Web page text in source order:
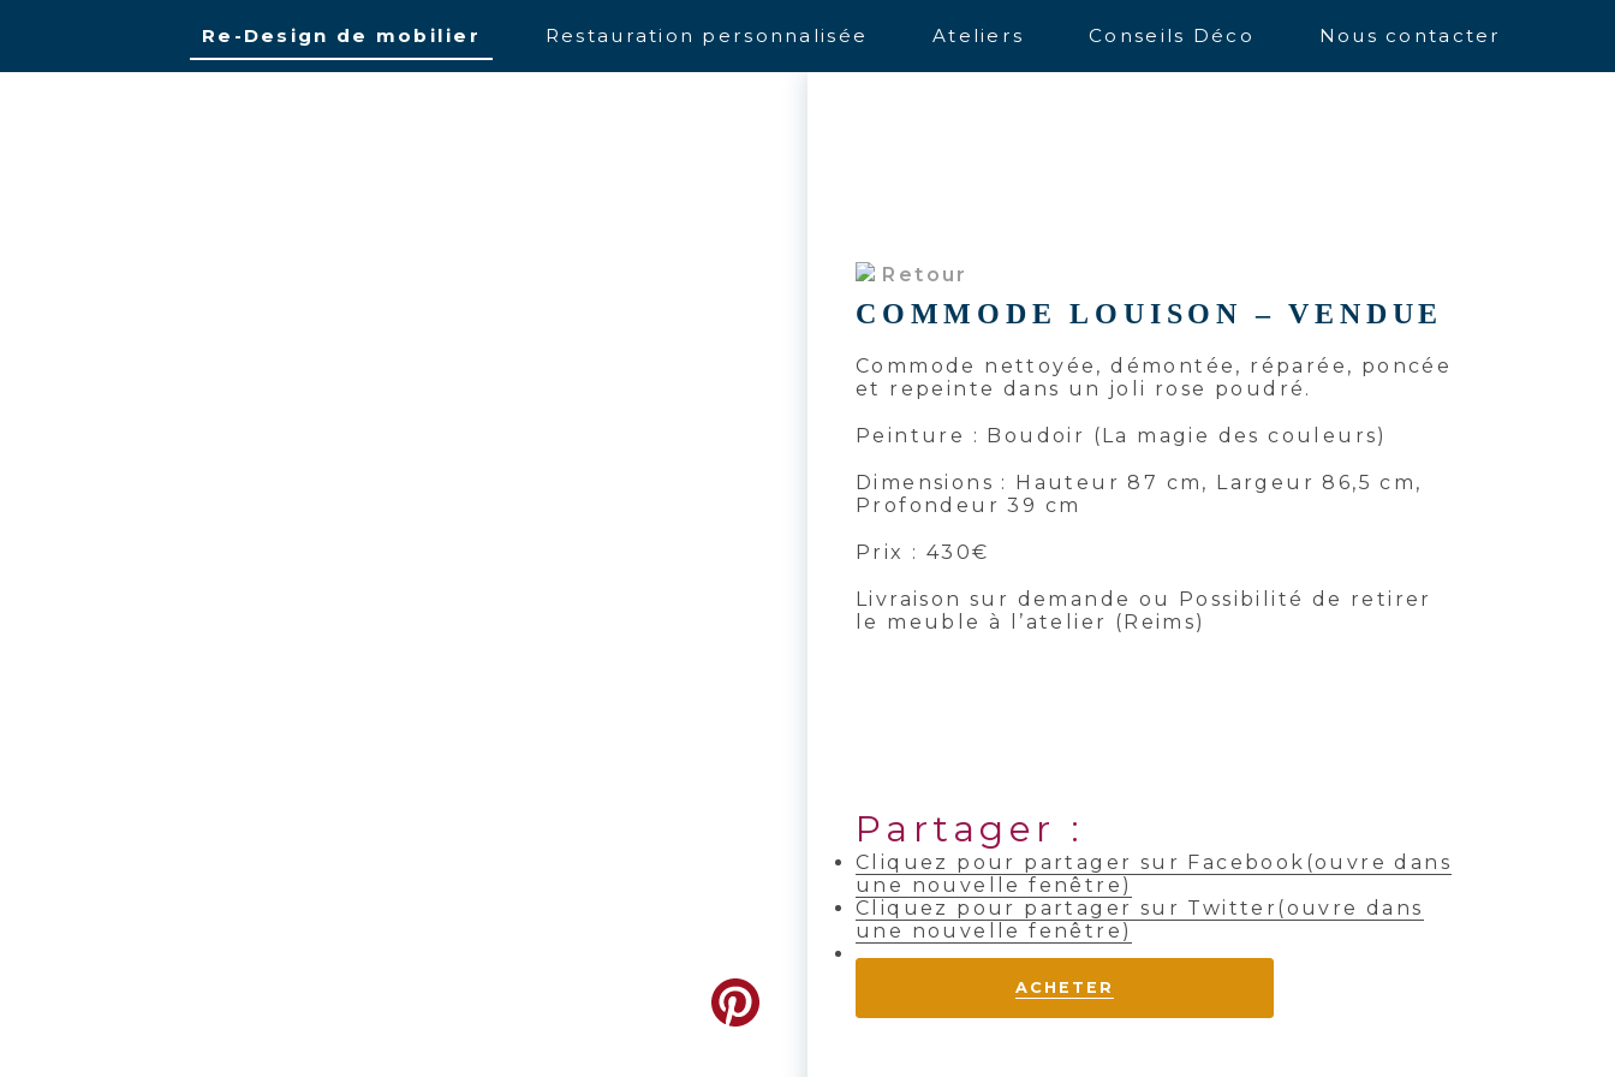
Re-Design de mobilier Restauration personnalisée Ateliers Conseils Déco Nous contacter
Retour
COMMODE LOUISON – VENDUE
Commode nettoyée, démontée, réparée, poncée
et repeinte dans un joli rose poudré.
Peinture : Boudoir (La magie des couleurs)
Dimensions : Hauteur 87 cm, Largeur 86,5 cm,
Profondeur 39 cm
Prix : 430€
Livraison sur demande ou Possibilité de retirer
le meuble à l’atelier (Reims)
Partager :
Cliquez pour partager sur Facebook(ouvre dans
une nouvelle fenêtre)
Cliquez pour partager sur Twitter(ouvre dans
une nouvelle fenêtre)
ACHETER